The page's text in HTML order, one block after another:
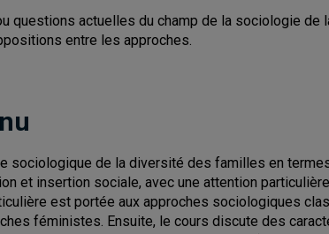
questions actuelles du champ de la sociologie de
entre les approches.
sociologique de la diversité des familles en
et insertion sociale, avec une attention
est portée aux approches sociologiques
féministes. Ensuite, le cours discute des